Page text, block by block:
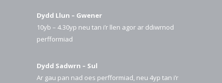
Dydd Llun – Gwener
10yb – 4.30yp neu tan i’r llen agor ar ddiwrnod
perfformiad
Dydd Sadwrn – Sul
Ar gau pan nad oes perfformiad, neu 4yp tan i’r